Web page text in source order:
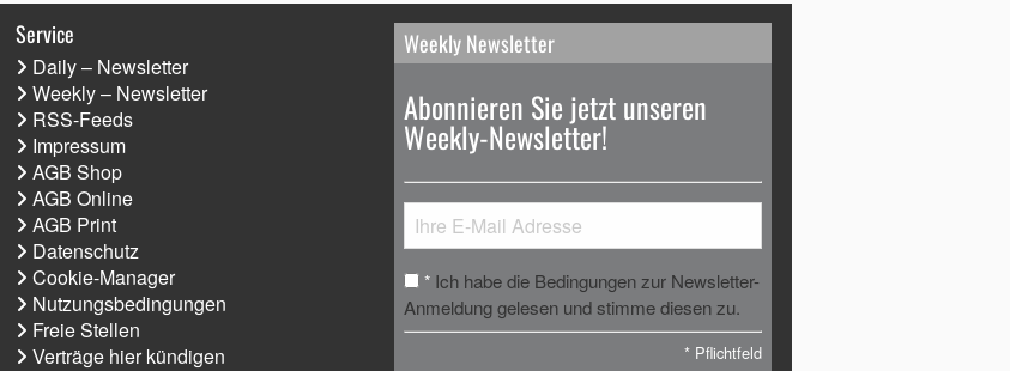
Service
Daily – Newsletter
Weekly – Newsletter
RSS-Feeds
Impressum
AGB Shop
AGB Online
AGB Print
Datenschutz
Cookie-Manager
Nutzungsbedingungen
Freie Stellen
Verträge hier kündigen
Weekly Newsletter
Abonnieren Sie jetzt unseren
Weekly-Newsletter!
* Ich habe die Bedingungen zur Newsletter-
Anmeldung gelesen und stimme diesen zu.
* Pflichtfeld